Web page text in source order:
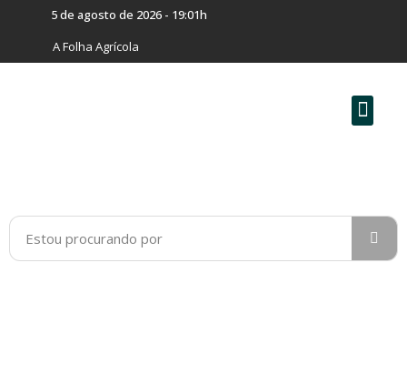
5 de agosto de 2026 - 19:01h
A Folha Agrícola